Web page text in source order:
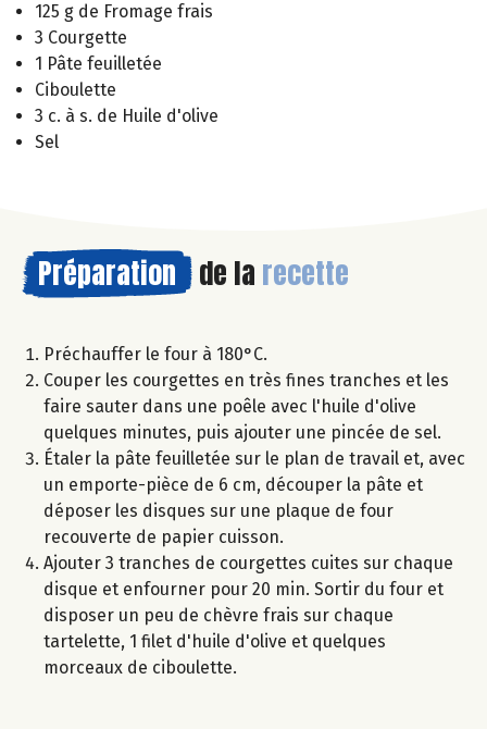
125 g de Fromage frais
3 Courgette
1 Pâte feuilletée
Ciboulette
3 c. à s. de Huile d'olive
Sel
Préparation de la recette
Préchauffer le four à 180°C.
Couper les courgettes en très fines tranches et les
faire sauter dans une poêle avec l'huile d'olive
quelques minutes, puis ajouter une pincée de sel.
Étaler la pâte feuilletée sur le plan de travail et, avec
un emporte-pièce de 6 cm, découper la pâte et
déposer les disques sur une plaque de four
recouverte de papier cuisson.
Ajouter 3 tranches de courgettes cuites sur chaque
disque et enfourner pour 20 min. Sortir du four et
disposer un peu de chèvre frais sur chaque
tartelette, 1 filet d'huile d'olive et quelques
morceaux de ciboulette.